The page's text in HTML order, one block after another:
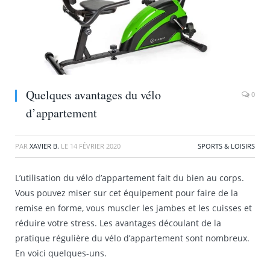
Quelques avantages du vélo
d’appartement
0
PAR XAVIER B. LE 14 FÉVRIER 2020 SPORTS & LOISIRS
L’utilisation du vélo d’appartement fait du bien au corps.
Vous pouvez miser sur cet équipement pour faire de la
remise en forme, vous muscler les jambes et les cuisses et
réduire votre stress. Les avantages découlant de la
pratique régulière du vélo d’appartement sont nombreux.
En voici quelques-uns.